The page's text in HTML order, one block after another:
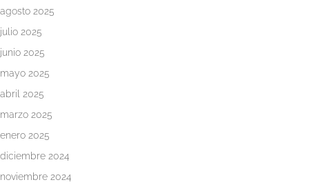
agosto 2025
julio 2025
junio 2025
mayo 2025
abril 2025
marzo 2025
enero 2025
diciembre 2024
noviembre 2024